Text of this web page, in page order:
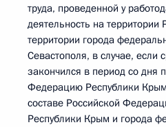
труда, проведенной у
деятельность на
территории города
Севастополя, в случае, если
закончился в период со дня
Федерацию Республики
составе Российской
Республики Крым и города